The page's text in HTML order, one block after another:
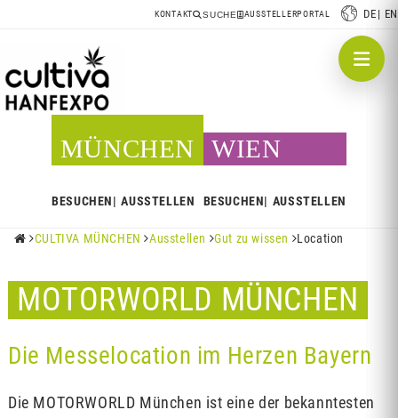
KONTAKT SUCHE AUSSTELLERPORTAL DE EN
MÜNCHEN
BESUCHEN AUSSTELLEN
WIEN
BESUCHEN AUSSTELLEN
 CULTIVA MÜNCHEN Ausstellen Gut zu wissen Location
MOTORWORLD MÜNCHEN
Die Messelocation im Herzen Bayern
Die MOTORWORLD München ist eine der bekanntesten